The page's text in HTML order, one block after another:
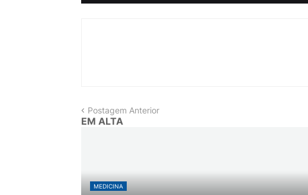
Postagem Anterior
EM ALTA
MEDICINA